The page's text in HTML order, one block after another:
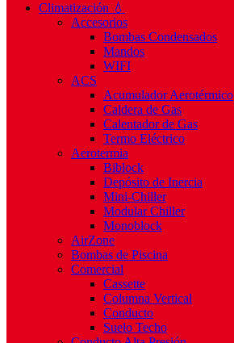
Climatización 💧
Accesorios
Bombas Condensados
Mandos
WIFI
ACS
Acumulador Aerotérmico
Caldera de Gas
Calentador de Gas
Termo Eléctrico
Aerotermia
Biblock
Depósito de Inercia
Mini-Chiller
Modular Chiller
Monoblock
AirZone
Bombas de Piscina
Comercial
Cassette
Columna Vertical
Conducto
Suelo Techo